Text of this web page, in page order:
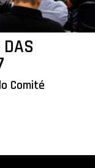
Comité